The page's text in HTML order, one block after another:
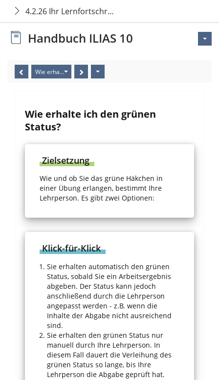
4.2.26 Ihr Lernfortschritt in Übungen
Handbuch ILIAS 10
Wie erhalte ich den grünen Status?
Wie erhalte ich den grünen
Status?
Zielsetzung
Wie und ob Sie das grüne Häkchen in
einer Übung erlangen, bestimmt Ihre
Lehrperson. Es gibt zwei Optionen:
Klick-für-Klick
Sie erhalten automatisch den grünen
Status, sobald Sie ein Arbeitsergebnis
abgeben. Der Status kann jedoch
anschließend durch die Lehrperson
angepasst werden - z.B. wenn die
Inhalte der Abgabe nicht ausreichend
sind.
Sie erhalten den grünen Status nur
manuell durch Ihre Lehrperson. In
diesem Fall dauert die Verleihung des
grünen Status so lange, bis Ihre
Lehrperson die Abgabe geprüft hat.